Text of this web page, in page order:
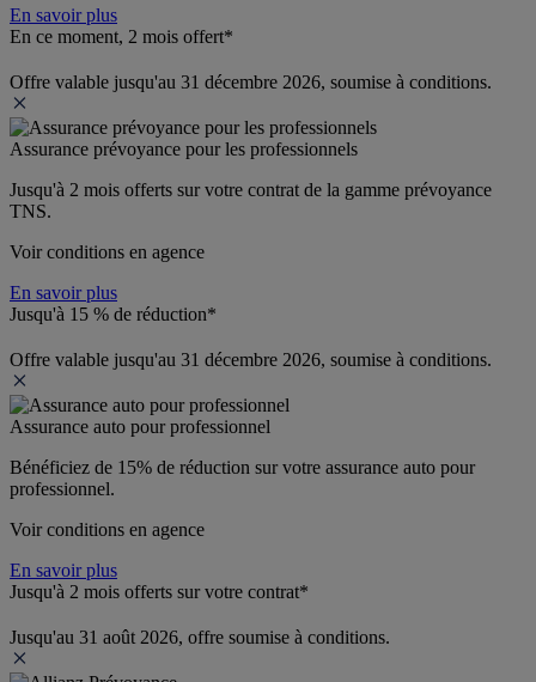
En savoir plus
En ce moment, 2 mois offert*
Offre valable jusqu'au 31 décembre 2026, soumise à conditions.
Assurance prévoyance pour les professionnels
Jusqu'à 2 mois offerts sur votre contrat de la gamme prévoyance
TNS.
Voir conditions en agence
En savoir plus
Jusqu'à 15 % de réduction*
Offre valable jusqu'au 31 décembre 2026, soumise à conditions.
Assurance auto pour professionnel
Bénéficiez de 15% de réduction sur votre assurance auto pour
professionnel.
Voir conditions en agence
En savoir plus
Jusqu'à 2 mois offerts sur votre contrat*
Jusqu'au 31 août 2026, offre soumise à conditions.